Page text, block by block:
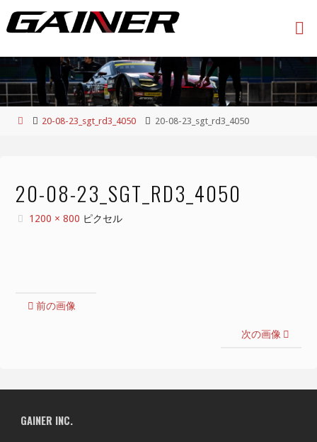
ン
ツ
へ
ホ
20-08-23_sgt_rd3_4050 20-08-23_sgt_rd3_4050
20-08-23_SGT_RD3_4050
フ
1200 × 800 ピクセル
前の画像
次の画像
GAINER INC.